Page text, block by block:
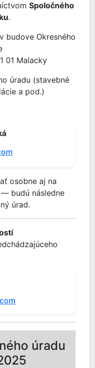
Spoločného
.
budove Okresného
01 Malacky
úradu (stavebné
a pod.)
osobne aj na
— budú následne
úrad.
úradu